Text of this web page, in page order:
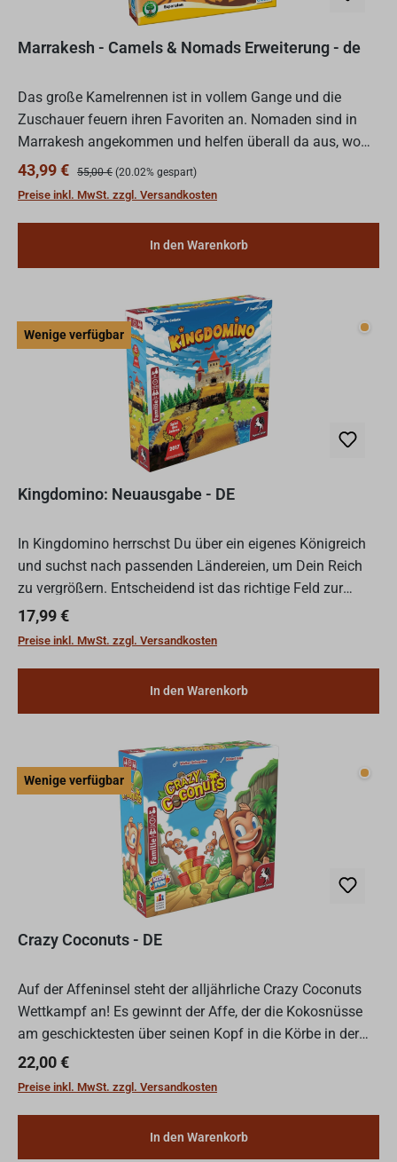
Marrakesh - Camels & Nomads Erweiterung - de
Das große Kamelrennen ist in vollem Gange und die
Zuschauer feuern ihren Favoriten an. Nomaden sind in
Marrakesh angekommen und helfen überall da aus, wo
sie gebraucht werden. Neue Luxuswaren sind auf dem
Markt zu fin...
Verkaufspreis:
43,99 € Regulärer Preis:
55,00 € (20.02% gespart)
Preise inkl. MwSt. zzgl. Versandkosten
In den Warenkorb
Wenige verfügbar
Kingdomino: Neuausgabe - DE
In Kingdomino herrschst Du über ein eigenes Königreich
und suchst nach passenden Ländereien, um Dein Reich
zu vergrößern. Entscheidend ist das richtige Feld zur
richtigen Zeit – dann steht dem prestigeträchtigsten all...
Regulärer Preis:
17,99 €
Preise inkl. MwSt. zzgl. Versandkosten
In den Warenkorb
Wenige verfügbar
Crazy Coconuts - DE
Auf der Affeninsel steht der alljährliche Crazy Coconuts
Wettkampf an! Es gewinnt der Affe, der die Kokosnüsse
am geschicktesten über seinen Kopf in die Körbe in der
Mitte schleudern kann. Dafür zielen die Spielenden...
Regulärer Preis:
22,00 €
Preise inkl. MwSt. zzgl. Versandkosten
In den Warenkorb